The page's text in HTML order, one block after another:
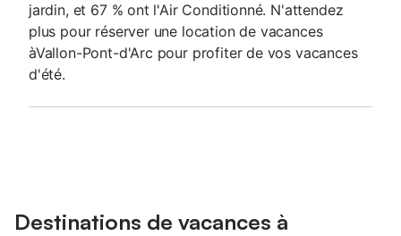
jardin, et 67 % ont l'Air Conditionné. N'attendez
plus pour réserver une location de vacances
àVallon-Pont-d'Arc pour profiter de vos vacances
d'été.
Destinations de vacances à